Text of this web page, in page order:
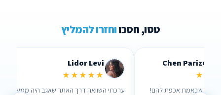
טסו, חסכווחזרו להמליץ
Lidor Levi
★★★★★
ערכתי השוואה דרך האתר שאגב היה ממש
Chen Parizer
אנשים שבאמת אכפת להם!